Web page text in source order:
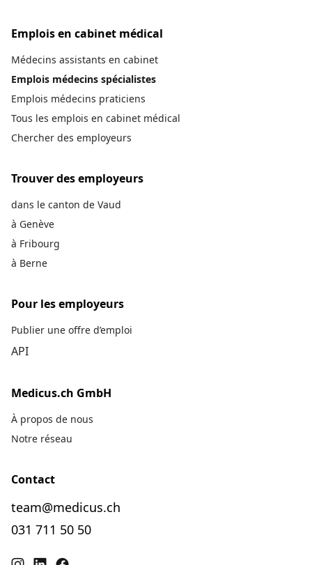
Emplois en cabinet médical
Médecins assistants en cabinet
Emplois médecins spécialistes
Emplois médecins praticiens
Tous les emplois en cabinet médical
Chercher des employeurs
Trouver des employeurs
dans le canton de Vaud
à Genève
à Fribourg
à Berne
Pour les employeurs
Publier une offre d’emploi
API
Medicus.ch GmbH
À propos de nous
Notre réseau
Contact
team@medicus.ch
031 711 50 50